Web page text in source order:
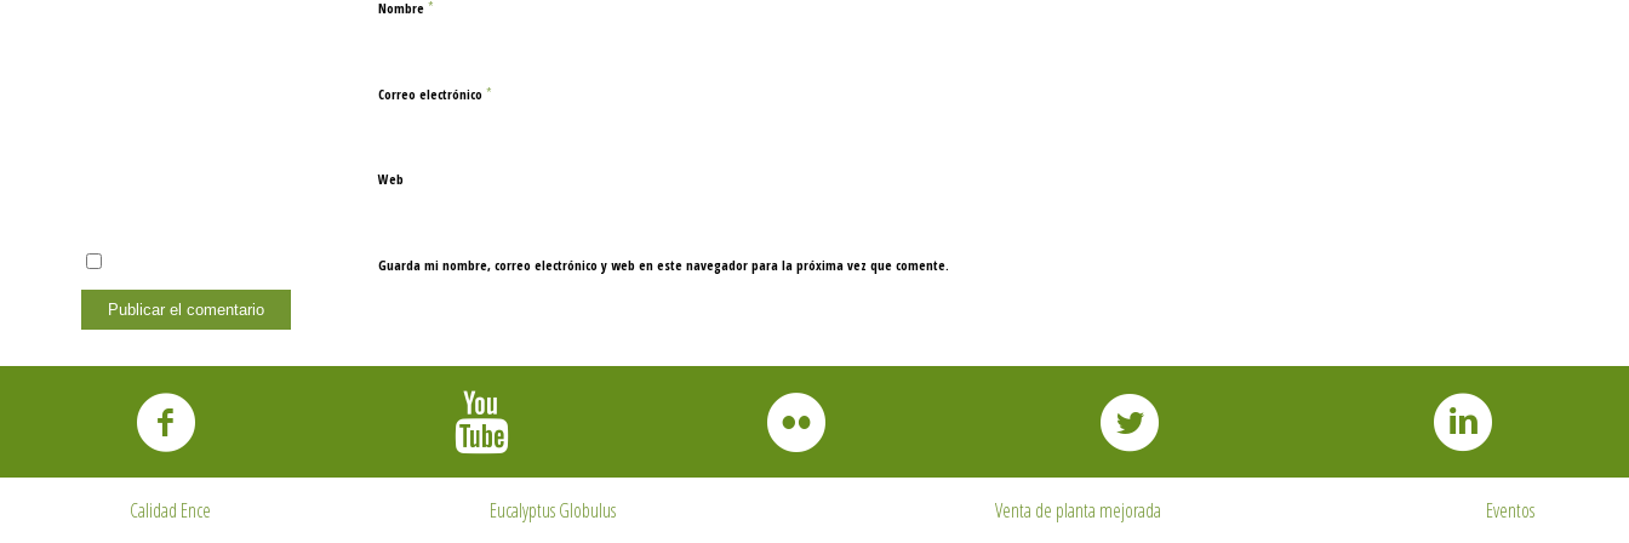
Nombre *
Correo electrónico *
Web
Guarda mi nombre, correo electrónico y web en este navegador para la próxima vez que comente.
Calidad Ence Eucalyptus Globulus Venta de planta mejorada Eventos